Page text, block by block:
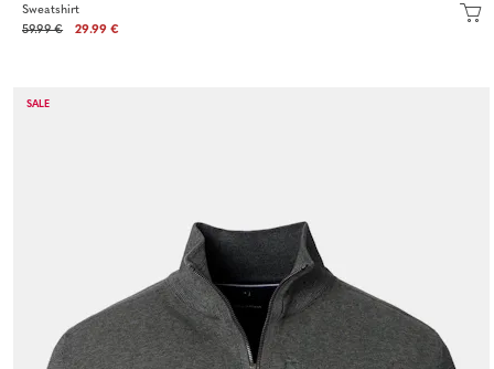
Sweatshirt
59.99 €
29.99 €
SALE